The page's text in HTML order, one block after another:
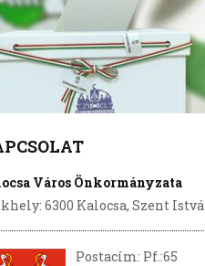
Város Önkormányzata
6300 Kalocsa, Szent
Postacím: Pf.:65